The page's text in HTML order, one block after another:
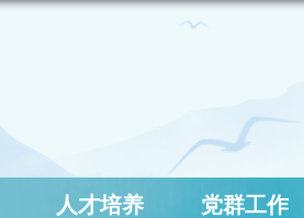
人才培养 党群工作